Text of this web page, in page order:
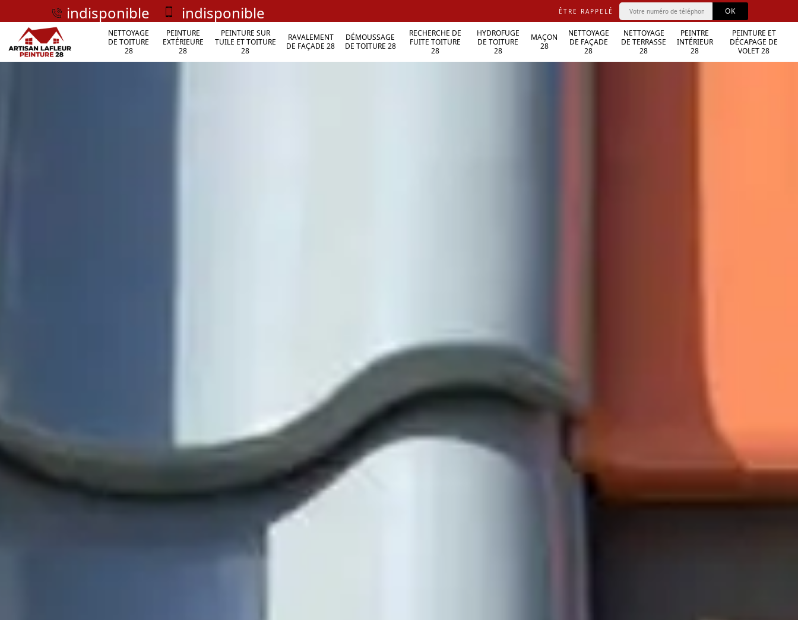
indisponible indisponible ÊTRE RAPPELÉ
NETTOYAGE
DE TOITURE
28
PEINTURE
EXTÉRIEURE
28
PEINTURE SUR
TUILE ET TOITURE
28
RAVALEMENT
DE FAÇADE 28
DÉMOUSSAGE
DE TOITURE 28
RECHERCHE DE
FUITE TOITURE
28
HYDROFUGE
DE TOITURE
28
MAÇON
28
NETTOYAGE
DE FAÇADE
28
NETTOYAGE
DE TERRASSE
28
PEINTRE
INTÉRIEUR
28
PEINTURE ET
DÉCAPAGE DE
VOLET 28